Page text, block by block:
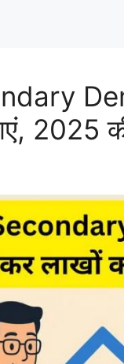
2025